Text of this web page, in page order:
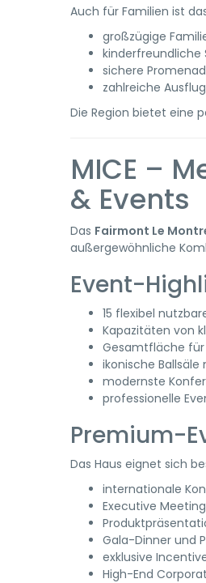
Auch für Familien ist
großzügige
kinderfreundliche
sichere
zahlreiche
Die Region bietet eine
MICE –
& Events
Das Fairmont Le
außergewöhnliche
Event-
15 flexibel
Kapazitäten von
Gesamtfläche für
ikonische
modernste
professionelle
Premium-
Das Haus eignet sich
internationale
Executive
Gala-Dinner und
exklusive
High-End